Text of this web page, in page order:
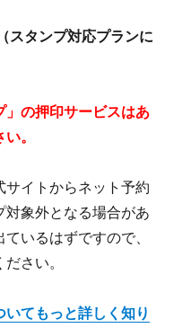
スタンプ対応プランに
」の押印サービスはあ
。
サイトからネット予約
象外となる場合があ
いるはずですので、
さい。
てもっと詳しく知り